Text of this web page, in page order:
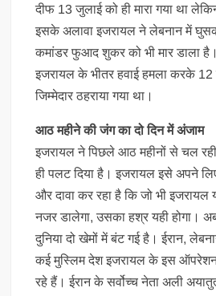
दीफ 13 जुलाई को ही मारा गया था
इसके अलावा इजरायल ने लेबनान में
कमांडर फुआद शुकर को भी मार डाला
इजरायल के भीतर हवाई हमला करके
जिम्मेदार ठहराया गया था।
आठ महीने की जंग का दो दिन में अंजाम
इजरायल ने पिछले आठ महीनों से चल
ही पलट दिया है। इजरायल इसे अपने
और दावा कर रहा है कि जो भी इजरायल
नजर डालेगा, उसका हश्र यही होगा।
दुनिया दो खेमों में बंट गई है। ईरान,
कई मुस्लिम देश इजरायल के इस ऑपरेशन
रहे हैं। ईरान के सर्वोच्च नेता अली